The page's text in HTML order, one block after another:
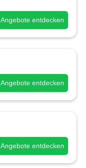
Angebote entdecken
Angebote entdecken
Angebote entdecken